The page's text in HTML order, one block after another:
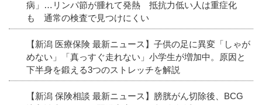
病」…リンパ節が腫れて発熱 抵抗力低い人は重症化
も 通常の検査で見つけにくい
【新潟 医療保険 最新ニュース】子供の足に異変「しゃが
めない」「真っすぐ走れない」小学生が増加中。原因と
下半身を鍛える3つのストレッチを解説
【新潟 保険相談 最新ニュース】膀胱がん切除後、BCG